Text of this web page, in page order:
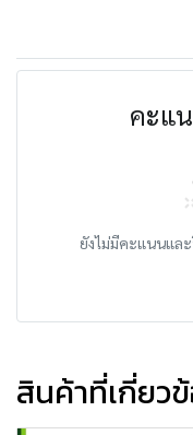
คะแ
ยังไม่มีคะแนนแล
สินค้าที่เกี่ยว